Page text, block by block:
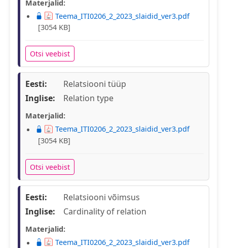
Materjalid:
Teema_ITI0206_2_2023_slaidid_ver3.pdf
[3054 KB]
Otsi veebist
Eesti:
Relatsiooni tüüp
Inglise:
Relation type
Materjalid:
Teema_ITI0206_2_2023_slaidid_ver3.pdf
[3054 KB]
Otsi veebist
Eesti:
Relatsiooni võimsus
Inglise:
Cardinality of relation
Materjalid:
Teema_ITI0206_2_2023_slaidid_ver3.pdf